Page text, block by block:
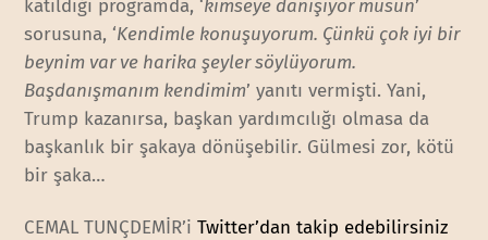
katıldığı programda, ‘kimseye danışıyor musun’
sorusuna, ‘Kendimle konuşuyorum. Çünkü çok iyi bir
beynim var ve harika şeyler söylüyorum.
Başdanışmanım kendimim’ yanıtı vermişti. Yani,
Trump kazanırsa, başkan yardımcılığı olmasa da
başkanlık bir şakaya dönüşebilir. Gülmesi zor, kötü
bir şaka…
CEMAL TUNÇDEMİR’iTwitter’dan takip edebilirsiniz